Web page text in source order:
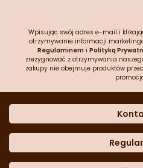
Wpisując swój adres e-mail i
otrzymywanie informacji
Regulaminem i Polityką
zrezygnować z otrzymywania
zakupy nie obejmuje produktów
Dane
Często